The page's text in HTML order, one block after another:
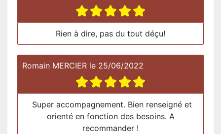
Rien à dire, pas du tout déçu!
Romain MERCIER le 25/06/2022
Super accompagnement. Bien renseigné et
orienté en fonction des besoins. A
recommander !